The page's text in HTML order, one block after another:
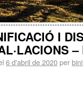
I
–
6 d'abril de 2020per